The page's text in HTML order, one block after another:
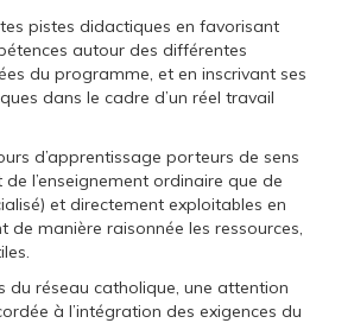
pistes didactiques en favorisant
autour des différentes
du programme, et en inscrivant ses
dans le cadre d’un réel travail
d’apprentissage porteurs de sens
l’enseignement ordinaire que de
et directement exploitables en
de manière raisonnée les ressources,
du réseau catholique, une attention
à l’intégration des exigences du